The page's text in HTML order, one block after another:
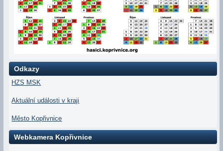
Odkazy
HZS MSK
Aktuální události v kraji
Město Kopřivnice
Webkamera Kopřivnice